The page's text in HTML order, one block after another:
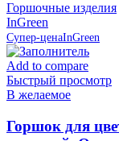
Горшочные изделия
InGreen
Супер-ценаInGreen
Add to compare
Быстрый просмотр
В желаемое
Горшок для